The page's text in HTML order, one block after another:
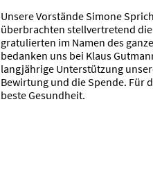
Unsere Vorstände Simone
überbrachten stellvertretend
gratulierten im Namen des
bedanken uns bei Klaus
langjährige Unterstützung
Bewirtung und die Spende. Für
beste Gesundheit.